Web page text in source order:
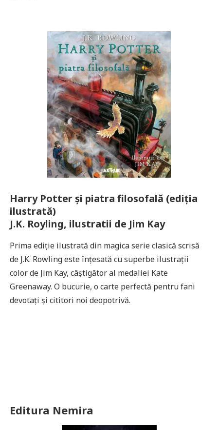
Harry Potter şi piatra filosofală (ediţia
ilustrată)
J.K. Royling, ilustratii de Jim Kay
Prima ediție ilustrată din magica serie clasică scrisă
de J.K. Rowling este înțesată cu superbe ilustrații
color de Jim Kay, câștigător al medaliei Kate
Greenaway. O bucurie, o carte perfectă pentru fani
devotați și cititori noi deopotrivă.
Editura Nemira